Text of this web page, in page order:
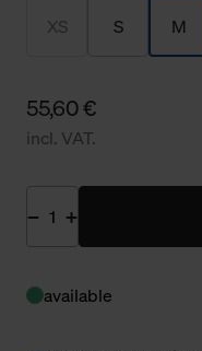
XS S M
55,60 €
incl. VAT.
available